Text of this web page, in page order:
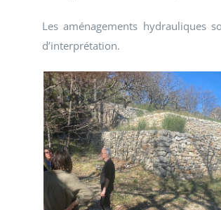
Les aménagements hydrauliques
d’interprétation.